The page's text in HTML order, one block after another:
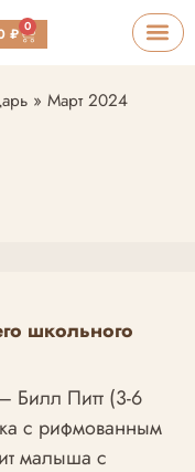
₽ 0
» Март 2024
школьного
Билл Питт (3-6
с рифмованным
малыша с